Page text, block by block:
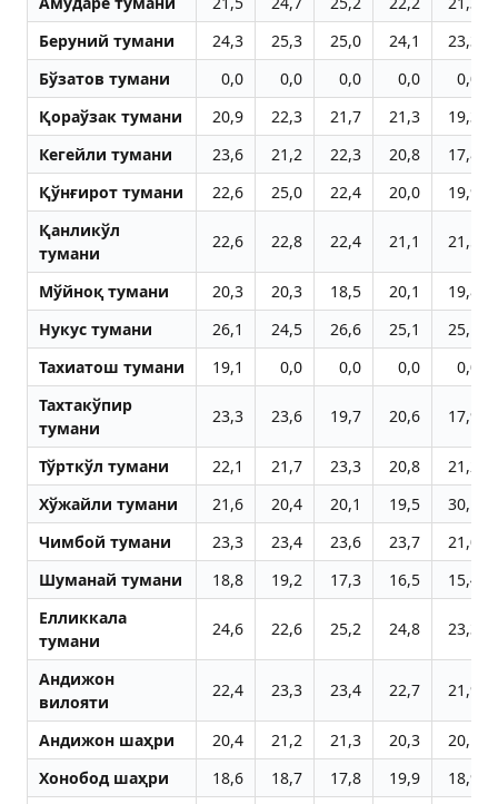
Беруний тумани
24,3 25,3 25,0 24,1
23,3
Бўзатов тумани
0,0 0,0 0,0 0,0
0,0
Қораўзак тумани
20,9 22,3 21,7 21,3
19,3
Кегейли тумани
23,6 21,2 22,3 20,8
17,8
Қўнғирот тумани
22,6 25,0 22,4 20,0
19,9
Қанликўл
тумани
22,6 22,8 22,4 21,1 21,5
Мўйноқ тумани 20,3 20,3 18,5 20,1
19,8
Нукус тумани
26,1 24,5 26,6 25,1
25,1
Тахиатош тумани
19,1 0,0 0,0 0,0
0,0
Тахтакўпир
тумани
23,3 23,6 19,7 20,6 17,9
Тўрткўл тумани 22,1 21,7 23,3 20,8
21,2
Хўжайли тумани
21,6 20,4 20,1 19,5
30,1
Чимбой тумани
23,3 23,4 23,6 23,7
21,0
Шуманай тумани
18,8 19,2 17,3 16,5
15,4
Елликкала
тумани
24,6 22,6 25,2 24,8 23,3
Aндижон
вилояти
22,4 23,3 23,4 22,7 21,9
Aндижон шаҳри 20,4 21,2 21,3 20,3
20,1
Хонобод шаҳри
18,6 18,7 17,8 19,9
18,9